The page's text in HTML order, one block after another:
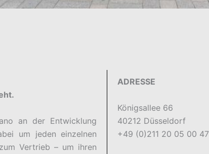
an der Entwicklung
um jeden einzelnen
Vertrieb – um ihren
ADRESSE
Königsallee 66
40212 Düsseldorf
+49 (0)211 20 05 00 47